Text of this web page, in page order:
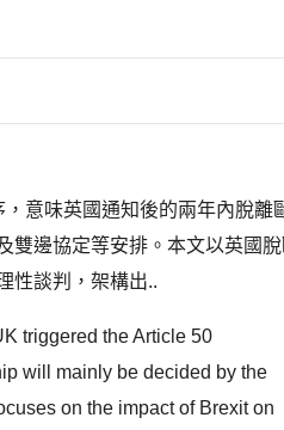
意味英國通知後的兩年內脫離
雙邊協定等安排。本文以英國
性談判，架構出..
triggered the Article 50
will mainly be decided by the
on the impact of Brexit on